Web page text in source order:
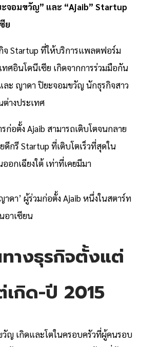
จอมขวัญ” และ “Ajaib” Startup
ย
จ Startup ที่ให้บริการแพลตฟอร์ม
ศอินโดนีเซีย เกิดจากการร่วมมือกัน
ละ ญาดา ปิยะจอมขวัญ นักธุรกิจสาว
างประเทศ
ก่อตั้ง Ajaib สามารถเติบโตจนกลาย
กรี Startup ที่เติบโตเร็วที่สุดใน
อกเฉียงใต้ เท่าที่เคยมีมา
าดา’ ผู้ร่วมก่อตั้ง Ajaib หนึ่งในสตาร์ท
อาเซียน
ทางธุรกิจตั้งแต่
กิด-ปี 2015
ญ เกิดและโตในครอบครัวที่ผู้คนรอบ